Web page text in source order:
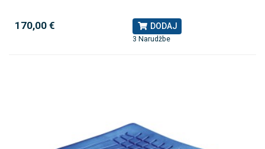
170,00 € DODAJ
3 Narudžbe